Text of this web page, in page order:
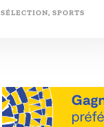
SÉLECTION, SPORTS